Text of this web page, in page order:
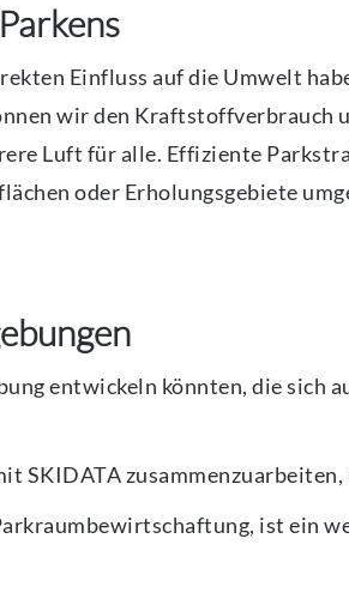
Einfluss auf die Umwelt
wir den
Luft für alle. Effiziente
oder Erholungsgebiete
entwickeln könnten, die sich
SKIDATA
ist ein